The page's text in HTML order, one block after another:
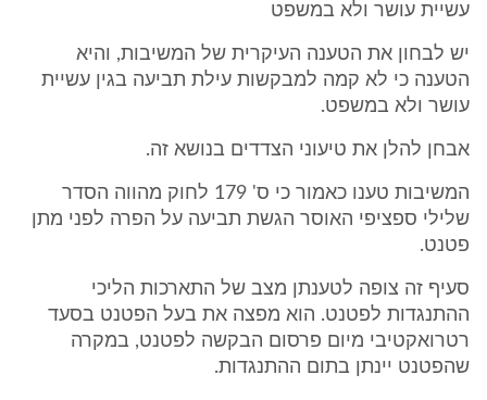
עשיית עושר ולא במשפט
יש לבחון את הטענה העיקרית של המשיבות, והיא
הטענה כי לא קמה למבקשות עילת תביעה בגין עשיית
עושר ולא במשפט.
אבחן להלן את טיעוני הצדדים בנושא זה.
המשיבות טענו כאמור כי ס' 179 לחוק מהווה הסדר
שלילי ספציפי האוסר הגשת תביעה על הפרה לפני מתן
פטנט.
סעיף זה צופה לטענתן מצב של התארכות הליכי
ההתנגדות לפטנט. הוא מפצה את בעל הפטנט בסעד
רטרואקטיבי מיום פרסום הבקשה לפטנט, במקרה
שהפטנט יינתן בתום ההתנגדות.